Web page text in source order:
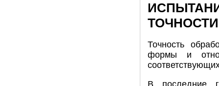
Точность
формы и
В последние